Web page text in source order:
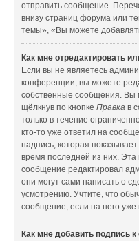
отправить сообщение.
внизу страниц форума или
темы», «Вы можете
Как мне отредактировать
Если вы не являетесь
конференции, вы можете
собственные сообщения. Вы
щёлкнув по кнопкеПравка в
только в течение
кто-то уже ответил на
надпись, которая
время последней из них. Эта
сообщение редактировал
они могут сами написать о
усмотрению. Учтите, что
сообщение, если на него уже
Как мне добавить подпись